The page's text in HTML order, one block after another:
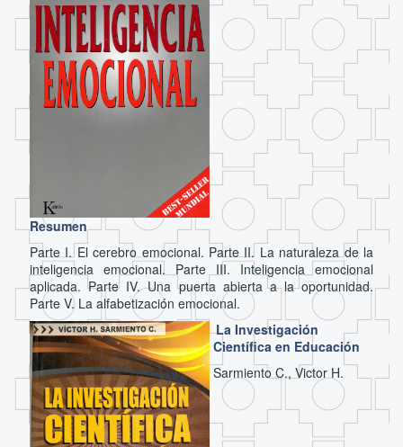
Resumen
Parte I. El cerebro emocional. Parte II. La naturaleza de la
inteligencia emocional. Parte III. Inteligencia emocional
aplicada. Parte IV. Una puerta abierta a la oportunidad.
Parte V. La alfabetización emocional.
La Investigación
Científica en Educación
Sarmiento C., Victor H.